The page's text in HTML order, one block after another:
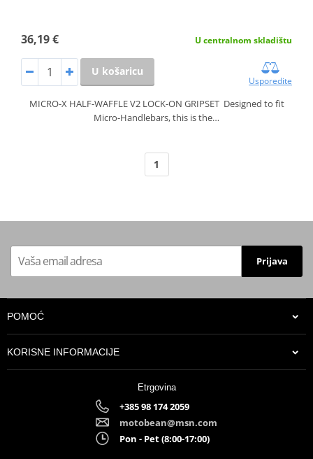
36,19 € U centralnom skladištu
U košaricu
Usporedite
MICRO-X HALF-WAFFLE V2 LOCK-ON GRIPSET Designed to fit
Micro-Handlebars, this is the…
1
Prijava
POMOĆ
KORISNE INFORMACIJE
Etrgovina
+385 98 174 2059
motobean@msn.com
Pon - Pet (8:00-17:00)